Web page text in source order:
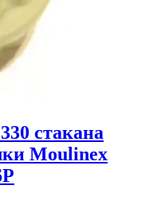
стакана
Moulinex